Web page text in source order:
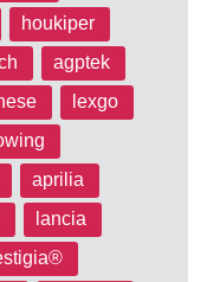
houkiper
agptek
lexgo
aprilia
lancia